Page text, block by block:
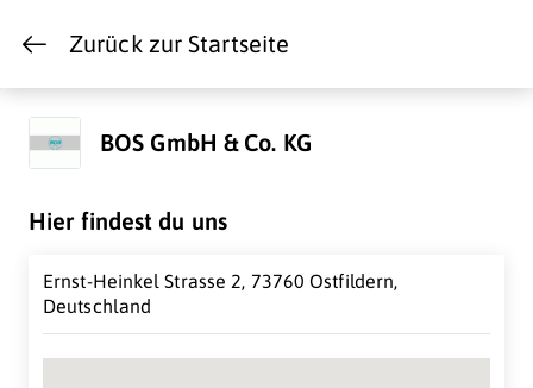
Zurück zur Startseite
BOS GmbH & Co. KG
Hier findest du uns
Ernst-Heinkel Strasse 2, 73760 Ostfildern,
Deutschland